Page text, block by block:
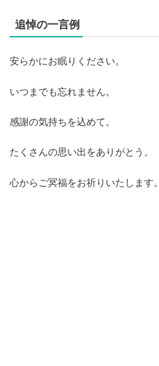
追悼の一言例
安らかにお眠りください。
いつまでも忘れません。
感謝の気持ちを込めて。
たくさんの思い出をありがとう。
心からご冥福をお祈りいたします。